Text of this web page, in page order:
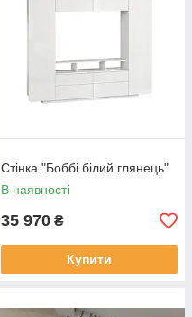
Стінка "Боббі білий глянець"
В наявності
35 970 ₴
Купити